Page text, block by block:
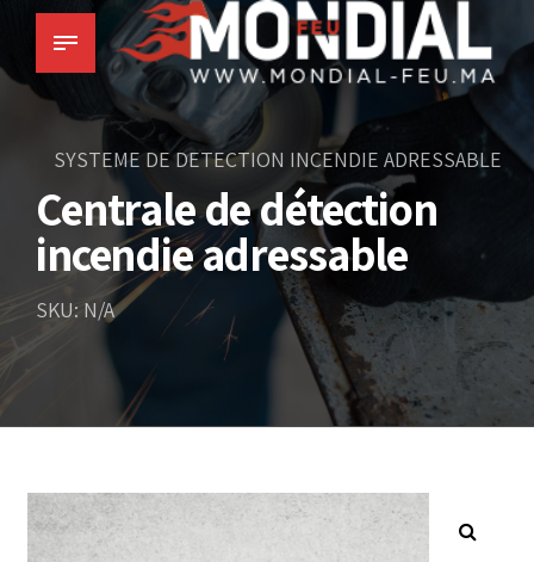
SYSTEME DE DETECTION INCENDIE ADRESSABLE
Centrale de détection
incendie adressable
SKU: N/A